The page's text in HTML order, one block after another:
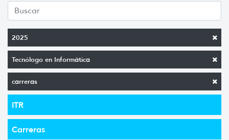
2025
Tecnólogo en Informática
carreras
ITR
Carreras